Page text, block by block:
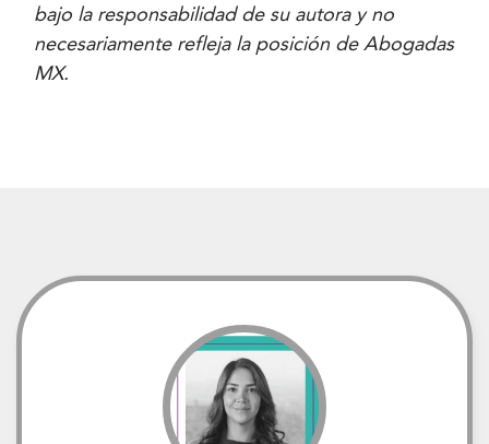
bajo la responsabilidad de su autora y no
necesariamente refleja la posición de Abogadas
MX.